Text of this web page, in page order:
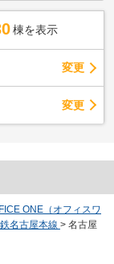
棟を表示
変更
変更
ONE（オフィスワ
名古屋本線 > 名古屋